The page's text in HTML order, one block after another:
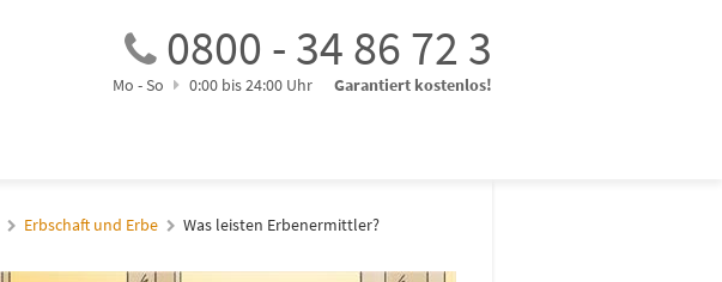
0800 - 34 86 72 3
Mo - So 0:00 bis 24:00 Uhr Garantiert kostenlos!
Erbschaft und Erbe Was leisten Erbenermittler?